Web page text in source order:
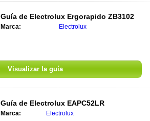
Guía de Electrolux Ergorapido ZB3102
Marca: Electrolux
Visualizar la guía
Guía de Electrolux EAPC52LR
Marca: Electrolux